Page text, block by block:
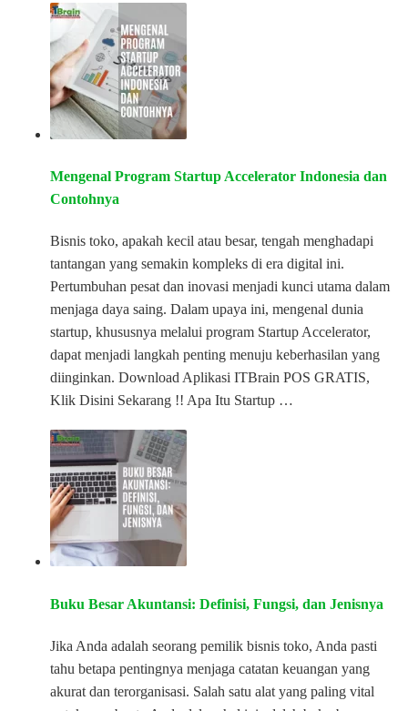
Mengenal Program Startup Accelerator Indonesia dan
Contohnya
Bisnis toko, apakah kecil atau besar, tengah menghadapi
tantangan yang semakin kompleks di era digital ini.
Pertumbuhan pesat dan inovasi menjadi kunci utama dalam
menjaga daya saing. Dalam upaya ini, mengenal dunia
startup, khususnya melalui program Startup Accelerator,
dapat menjadi langkah penting menuju keberhasilan yang
diinginkan. Download Aplikasi ITBrain POS GRATIS,
Klik Disini Sekarang !! Apa Itu Startup …
Buku Besar Akuntansi: Definisi, Fungsi, dan Jenisnya
Jika Anda adalah seorang pemilik bisnis toko, Anda pasti
tahu betapa pentingnya menjaga catatan keuangan yang
akurat dan terorganisasi. Salah satu alat yang paling vital